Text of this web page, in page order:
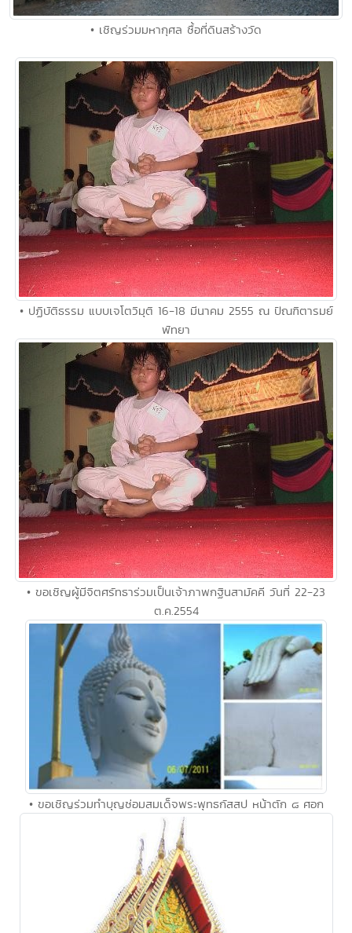
• เชิญร่วมมหากุศล ซื้อที่ดินสร้างวัด
• ปฏิบัติธรรม แบบเจโตวิมุติ 16-18 มีนาคม 2555 ณ ปัณฑิตารมย์
พัทยา
• ขอเชิญผู้มีจิตศรัทธาร่วมเป็นเจ้าภาพกฐินสามัคคี วันที่ 22-23
ต.ค.2554
• ขอเชิญร่วมทำบุญซ่อมสมเด็จพระพุทธกัสสป หน้าตัก ๘ ศอก